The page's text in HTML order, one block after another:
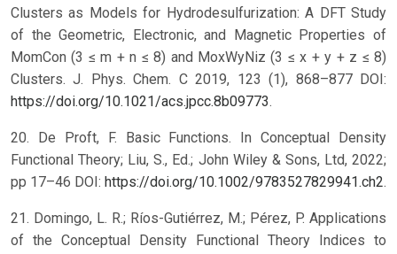
Clusters as Models for Hydrodesulfurization: A DFT Study
of the Geometric, Electronic, and Magnetic Properties of
MomCon (3 ≤ m + n ≤ 8) and MoxWyNiz (3 ≤ x + y + z ≤ 8)
Clusters. J. Phys. Chem. C 2019, 123 (1), 868–877 DOI:
https://doi.org/10.1021/acs.jpcc.8b09773.
20. De Proft, F. Basic Functions. In Conceptual Density
Functional Theory; Liu, S., Ed.; John Wiley & Sons, Ltd, 2022;
pp 17–46 DOI: https://doi.org/10.1002/9783527829941.ch2.
21. Domingo, L. R.; Ríos-Gutiérrez, M.; Pérez, P. Applications
of the Conceptual Density Functional Theory Indices to